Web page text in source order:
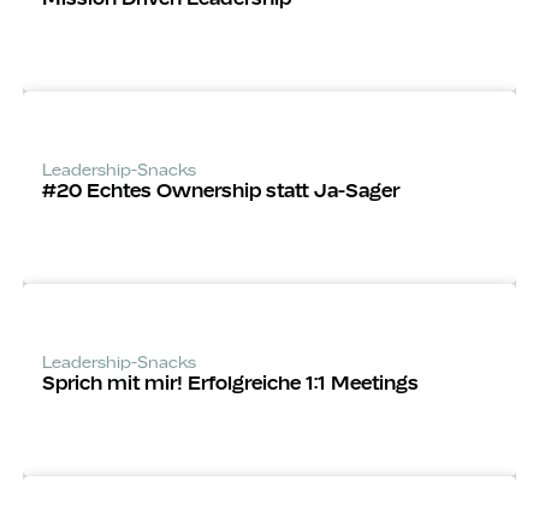
Leadership-Snacks
#20 Echtes Ownership statt Ja-Sager
Leadership-Snacks
Sprich mit mir! Erfolgreiche 1:1 Meetings